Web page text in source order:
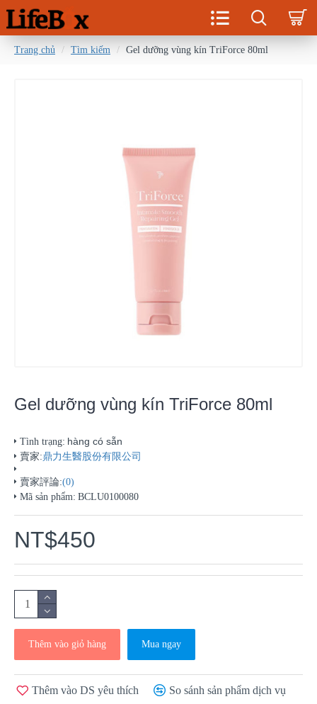
Trang chủ Tìm kiếm Gel dưỡng vùng kín TriForce 80ml
Gel dưỡng vùng kín TriForce 80ml
Tình trạng: hàng có sẵn
賣家:鼎力生醫股份有限公司
賣家評論:(0)
Mã sản phẩm: BCLU0100080
NT$450
Thêm vào giỏ hàng Mua ngay
Thêm vào DS yêu thích So sánh sản phẩm dịch vụ